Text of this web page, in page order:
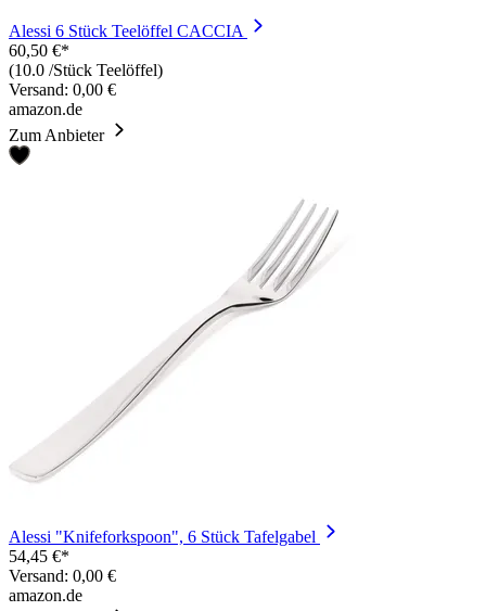
Alessi 6 Stück Teelöffel CACCIA
60,50 €*
(10.0 /Stück Teelöffel)
Versand: 0,00 €
amazon.de
Zum Anbieter
Alessi "Knifeforkspoon", 6 Stück Tafelgabel
54,45 €*
Versand: 0,00 €
amazon.de